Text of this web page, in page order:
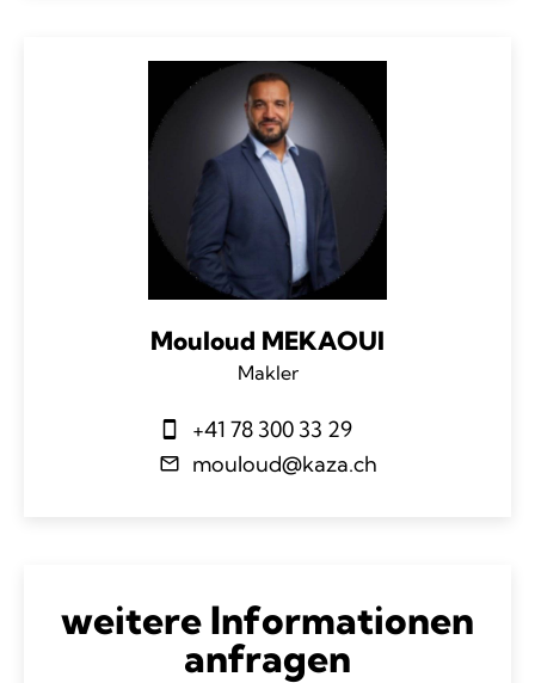
Mouloud MEKAOUI
Makler
+41 78 300 33 29
mouloud@kaza.ch
weitere Informationen
anfragen